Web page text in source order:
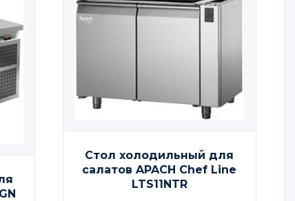
Стол холодильный для
салатов APACH Chef Line
LTS11NTR